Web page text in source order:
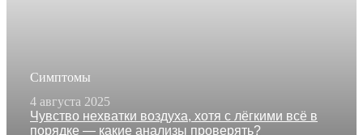
Симптомы
4 августа 2025
Чувство нехватки воздуха, хотя с лёгкими всё в
порядке — какие анализы проверять?